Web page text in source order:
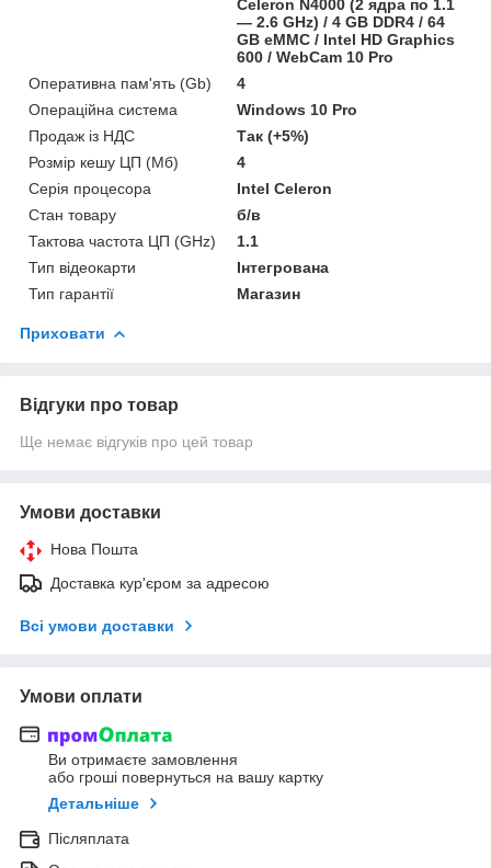
Celeron N4000 (2 ядра по 1.1
— 2.6 GHz) / 4 GB DDR4 / 64
GB eMMC / Intel HD Graphics
600 / WebCam 10 Pro
Оперативна пам'ять (Gb)
4
Операційна система
Windows 10 Pro
Продаж із НДС
Так (+5%)
Розмір кешу ЦП (Мб)
4
Серія процесора
Intel Celeron
Стан товару
б/в
Тактова частота ЦП (GHz)
1.1
Тип відеокарти
Інтегрована
Тип гарантії
Магазин
Приховати
Відгуки про товар
Ще немає відгуків про цей товар
Умови доставки
Нова Пошта
Доставка кур'єром за адресою
Всі умови доставки
Умови оплати
Ви отримаєте замовлення
або гроші повернуться на вашу картку
Детальніше
Післяплата